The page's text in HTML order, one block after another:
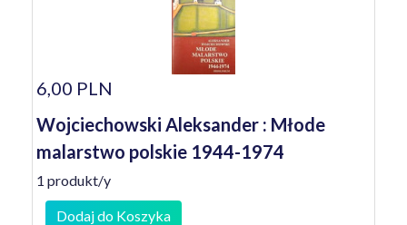
6,00 PLN
Wojciechowski Aleksander : Młode
malarstwo polskie 1944-1974
1 produkt/y
Dodaj do Koszyka